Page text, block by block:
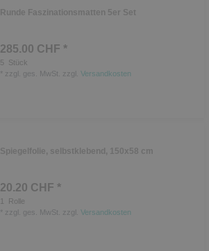
Runde Faszinationsmatten 5er Set
285.00 CHF *
5
Stück
zzgl. ges. MwSt. zzgl. Versandkosten
Spiegelfolie, selbstklebend, 150x58 cm
20.20 CHF *
1
Rolle
zzgl. ges. MwSt. zzgl. Versandkosten